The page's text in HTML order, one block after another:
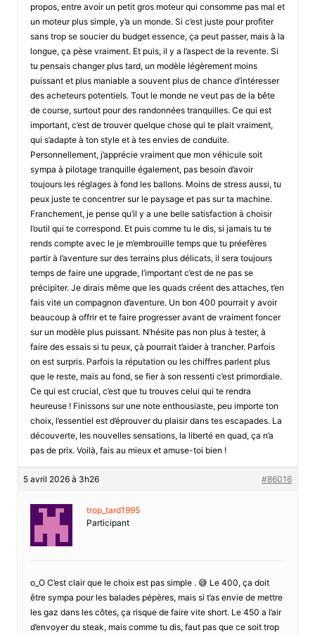
propos, entre avoir un petit gros moteur qui consomme pas mal et
un moteur plus simple, y’a un monde. Si c’est juste pour profiter
sans trop se soucier du budget essence, ça peut passer, mais à la
longue, ça pèse vraiment. Et puis, il y a l’aspect de la revente. Si
tu pensais changer plus tard, un modèle légèrement moins
puissant et plus maniable a souvent plus de chance d’intéresser
des acheteurs potentiels. Tout le monde ne veut pas de la bête
de course, surtout pour des randonnées tranquilles. Ce qui est
important, c’est de trouver quelque chose qui te plait vraiment,
qui s’adapte à ton style et à tes envies de conduite.
Personnellement, j’apprécie vraiment que mon véhicule soit
sympa à pilotage tranquille également, pas besoin d’avoir
toujours les réglages à fond les ballons. Moins de stress aussi, tu
peux juste te concentrer sur le paysage et pas sur ta machine.
Franchement, je pense qu’il y a une belle satisfaction à choisir
l’outil qui te correspond. Et puis comme tu le dis, si jamais tu te
rends compte avec le je m’embrouille temps que tu préefères
partir à l’aventure sur des terrains plus délicats, il sera toujours
temps de faire une upgrade, l’important c’est de ne pas se
précipiter. Je dirais même que les quads créent des attaches, t’en
fais vite un compagnon d’aventure. Un bon 400 pourrait y avoir
beaucoup à offrir et te faire progresser avant de vraiment foncer
sur un modèle plus puissant. N’hésite pas non plus à tester, à
faire des essais si tu peux, çà pourrait t’aider à trancher. Parfois
on est surpris. Parfois la réputation ou les chiffres parlent plus
que le reste, mais au fond, se fier à son ressenti c’est primordiale.
Ce qui est crucial, c’est que tu trouves celui qui te rendra
heureuse ! Finissons sur une note enthousiaste, peu importe ton
choix, l’essentiel est d’éprouver du plaisir dans tes escapades. La
découverte, les nouvelles sensations, la liberté en quad, ça n’a
pas de prix. Voilà, fais au mieux et amuse-toi bien !
5 avril 2026 à 3h26 #86016
trop_tard1995
Participant
o_O C’est clair que le choix est pas simple . 😅 Le 400, ça doit
être sympa pour les balades pépères, mais si t’as envie de mettre
les gaz dans les côtes, ça risque de faire vite short. Le 450 a l’air
d’envoyer du steak, mais comme tu dis, faut pas que ce soit trop